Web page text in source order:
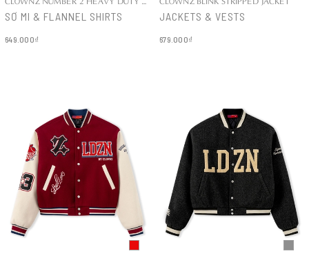
SƠ MI & FLANNEL SHIRTS
649.000₫
JACKETS & VESTS
679.000₫